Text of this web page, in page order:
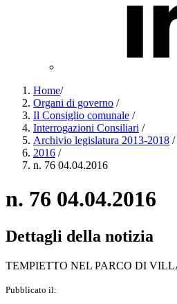
Home/
Organi di governo /
Il Consiglio comunale /
Interrogazioni Consiliari /
Archivio legislatura 2013-2018 /
2016 /
n. 76 04.04.2016
n. 76 04.04.2016
Dettagli della notizia
TEMPIETTO NEL PARCO DI
Pubblicato il: